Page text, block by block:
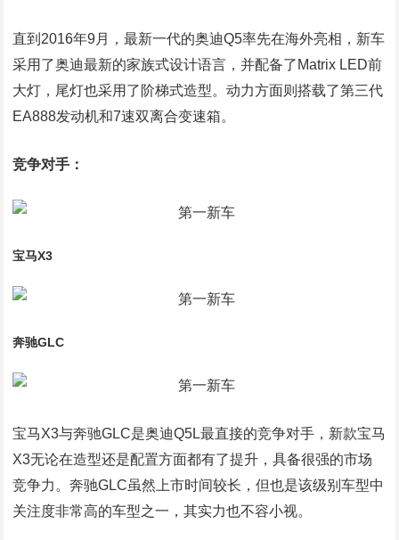
直到2016年9月，最新一代的奥迪Q5率先在海外亮相，新车
采用了奥迪最新的家族式设计语言，并配备了Matrix LED前
大灯，尾灯也采用了阶梯式造型。动力方面则搭载了第三代
EA888发动机和7速双离合变速箱。
竞争对手：
宝马X3
奔驰GLC
宝马X3与奔驰GLC是奥迪Q5L最直接的竞争对手，新款宝马
X3无论在造型还是配置方面都有了提升，具备很强的市场
竞争力。奔驰GLC虽然上市时间较长，但也是该级别车型中
关注度非常高的车型之一，其实力也不容小视。